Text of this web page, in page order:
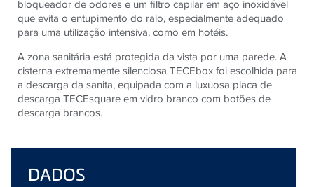
bloqueador de odores e um filtro capilar em aço inoxidável
que evita o entupimento do ralo, especialmente adequado
para uma utilização intensiva, como em hotéis.
A zona sanitária está protegida da vista por uma parede. A
cisterna extremamente silenciosa TECEbox foi escolhida para
a descarga da sanita, equipada com a luxuosa placa de
descarga TECEsquare em vidro branco com botões de
descarga brancos.
DADOS